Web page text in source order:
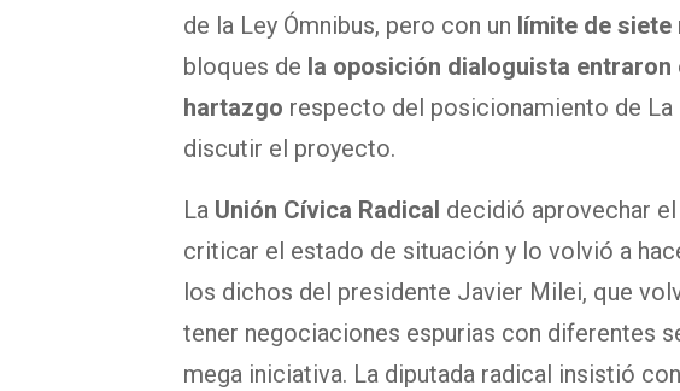
de la Ley Ómnibus, pero con un límite de siete
bloques de la oposición dialoguista entraron
hartazgo respecto del posicionamiento de La
discutir el proyecto.
La Unión Cívica Radical decidió aprovechar
criticar el estado de situación y lo volvió a
los dichos del presidente Javier Milei, que
tener negociaciones espurias con diferentes
mega iniciativa. La diputada radical insistió